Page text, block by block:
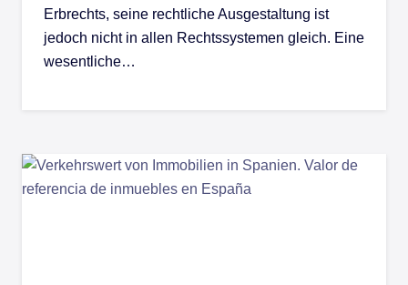
Erbrechts, seine rechtliche Ausgestaltung ist
jedoch nicht in allen Rechtssystemen gleich. Eine
wesentliche…